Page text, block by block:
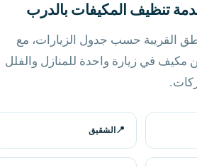
تنظيف المكيفات بالدرب
القريبة حسب جدول الزيارات، مع
مكيف في زيارة واحدة للمنازل والفلل
الشقيق